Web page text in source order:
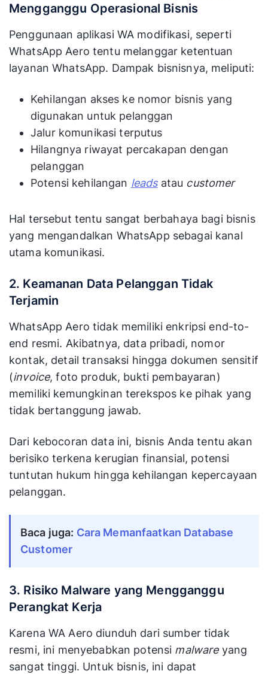
Mengganggu Operasional Bisnis
Penggunaan aplikasi WA modifikasi, seperti
WhatsApp Aero tentu melanggar ketentuan
layanan WhatsApp. Dampak bisnisnya, meliputi:
Kehilangan akses ke nomor bisnis yang
digunakan untuk pelanggan
Jalur komunikasi terputus
Hilangnya riwayat percakapan dengan
pelanggan
Potensi kehilangan leads atau customer
Hal tersebut tentu sangat berbahaya bagi bisnis
yang mengandalkan WhatsApp sebagai kanal
utama komunikasi.
2. Keamanan Data Pelanggan Tidak
Terjamin
WhatsApp Aero tidak memiliki enkripsi end-to-
end resmi. Akibatnya, data pribadi, nomor
kontak, detail transaksi hingga dokumen sensitif
(invoice, foto produk, bukti pembayaran)
memiliki kemungkinan terekspos ke pihak yang
tidak bertanggung jawab.
Dari kebocoran data ini, bisnis Anda tentu akan
berisiko terkena kerugian finansial, potensi
tuntutan hukum hingga kehilangan kepercayaan
pelanggan.
Baca juga: Cara Memanfaatkan Database
Customer
3. Risiko Malware yang Mengganggu
Perangkat Kerja
Karena WA Aero diunduh dari sumber tidak
resmi, ini menyebabkan potensi malware yang
sangat tinggi. Untuk bisnis, ini dapat